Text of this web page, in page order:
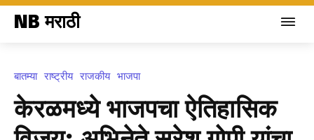
NB मराठी
बातम्या राष्ट्रीय राजकीय भाजपा
केरळमध्ये भाजपचा ऐतिहासिक